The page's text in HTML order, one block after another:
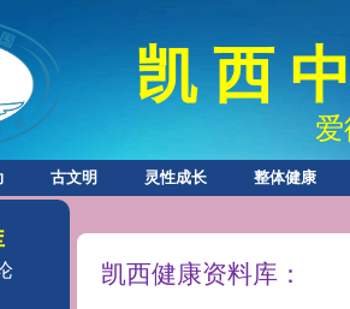
古文明 灵性成长 整体健康
凯 西
凯西健康资料库：